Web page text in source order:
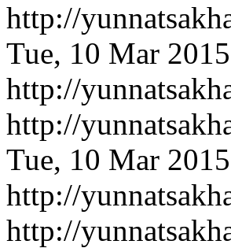
http://
Tue, 10 Mar
http://
http://
Tue, 10 Mar
http://
http://